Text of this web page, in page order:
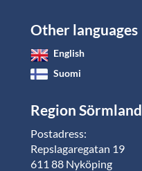
Other languages
English
Suomi
Region Sörmland
Postadress:
Repslagaregatan 19
611 88 Nyköping